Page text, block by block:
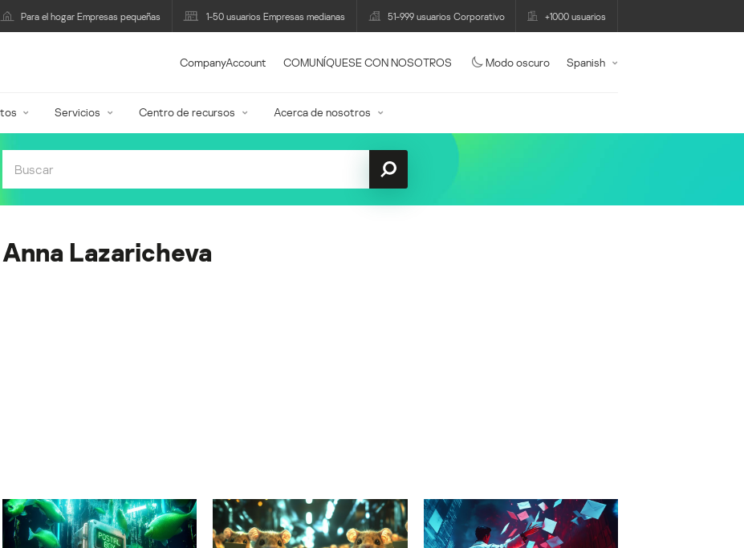
Para el hogar Empresas pequeñas 1-50 usuarios Empresas medianas 51-999 usuarios Corporativo +1000 usuarios
CompanyAccount COMUNÍQUESE CON NOSOTROS Modo oscuro Spanish
Servicios Centro de recursos Acerca de nosotros
Anna Lazaricheva